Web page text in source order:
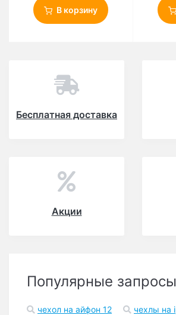
В корзину
Бесплатная доставка
Акции
Популярные запросы
чехол на айфон 12
чехлы на